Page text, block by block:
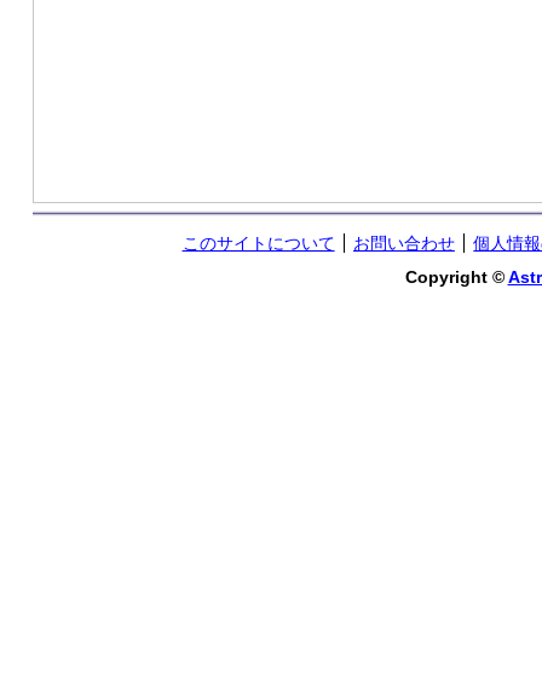
このサイトについて お問い合わせ
個人情
Copyright ©